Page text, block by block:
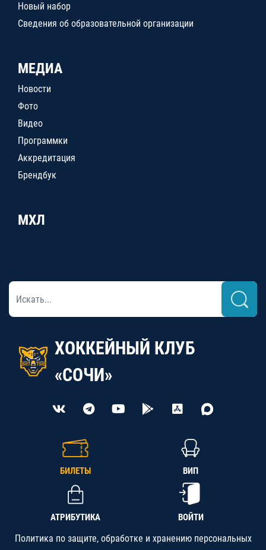
Новый набор
Сведения об образовательной организации
МЕДИА
Новости
Фото
Видео
Программки
Аккредитация
Брендбук
МХЛ
ХОККЕЙНЫЙ КЛУБ
«СОЧИ»
БИЛЕТЫ ВИП
АТРИБУТИКА ВОЙТИ
Политика по защите, обработке и хранению персональных